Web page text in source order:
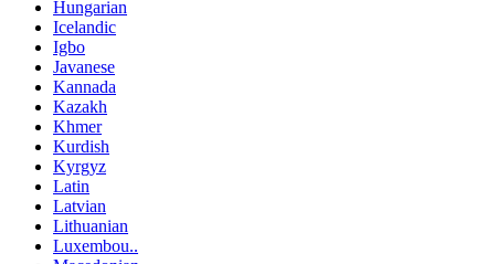
Hungarian
Icelandic
Igbo
Javanese
Kannada
Kazakh
Khmer
Kurdish
Kyrgyz
Latin
Latvian
Lithuanian
Luxembou..